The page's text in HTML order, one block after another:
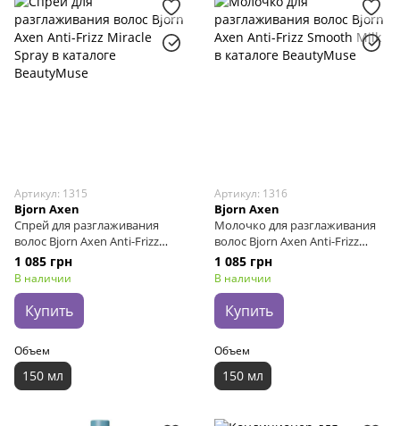
Артикул: 1315
Bjorn Axen
Спрей для разглаживания
волос Bjorn Axen Anti-Frizz
Miracle Spray, 150 мл
1 085 грн
В наличии
Купить
Объем
150 мл
Артикул: 1316
Bjorn Axen
Молочко для разглаживания
волос Bjorn Axen Anti-Frizz
Smooth Milk, 150 мл
1 085 грн
В наличии
Купить
Объем
150 мл